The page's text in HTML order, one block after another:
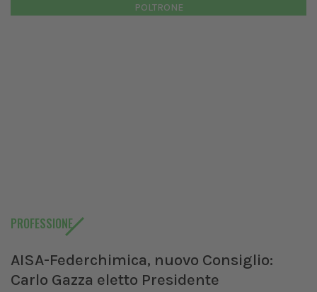
POLTRONE
PROFESSIONE
AISA-Federchimica, nuovo Consiglio:
Carlo Gazza eletto Presidente